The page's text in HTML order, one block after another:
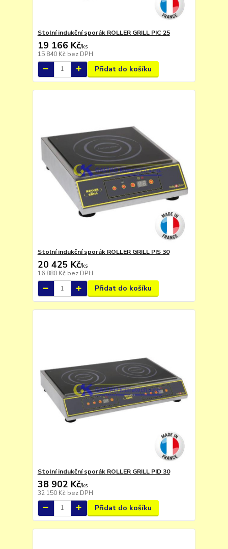
Stolní indukční sporák ROLLER GRILL PIC 25
19 166 Kč/ks
15 840 Kč bez DPH
Přidat do košíku
Stolní indukční sporák ROLLER GRILL PIS 30
20 425 Kč/ks
16 880 Kč bez DPH
Přidat do košíku
Stolní indukční sporák ROLLER GRILL PID 30
38 902 Kč/ks
32 150 Kč bez DPH
Přidat do košíku